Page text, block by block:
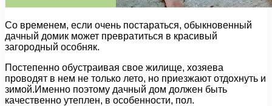
Со временем, если очень постараться, обыкновенный
дачный домик может превратиться в красивый
загородный особняк.
Постепенно обустраивая свое жилище, хозяева
проводят в нем не только лето, но приезжают отдохнуть и
зимой.Именно поэтому дачный дом должен быть
качественно утеплен, в особенности, пол.